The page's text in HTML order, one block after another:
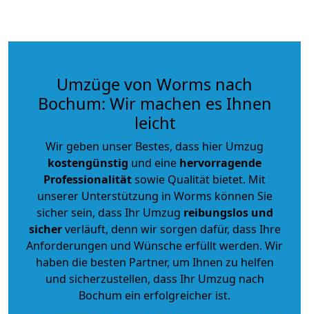
Umzüge von Worms nach
Bochum: Wir machen es Ihnen
leicht
Wir geben unser Bestes, dass hier Umzug
kostengünstig und eine hervorragende
Professionalitätsowie Qualität bietet. Mit
unserer Unterstützung in Worms können Sie
sicher sein, dass Ihr Umzug reibungslos und
sicherverläuft, denn wir sorgen dafür, dass Ihre
Anforderungen und Wünsche erfüllt werden. Wir
haben die besten Partner, um Ihnen zu helfen
und sicherzustellen, dass Ihr Umzug nach
Bochum ein erfolgreicher ist.